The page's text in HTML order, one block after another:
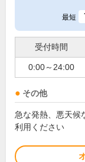
最短
受付時間
0:00～24:00
その他
急な発熱、悪天候
利用ください